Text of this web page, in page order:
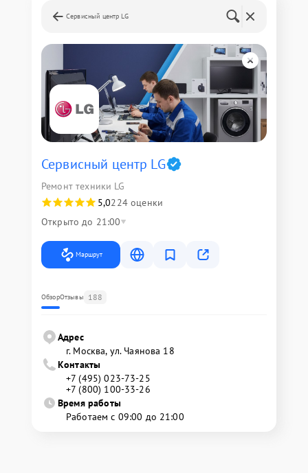
Сервисный центр LG
Сервисный центр LG
Ремонт техники LG
5,0224 оценки
Открыто до 21:00
Маршрут
ОбзорОтзывы 188
Адрес
г. Москва, ул. Чаянова 18
Контакты
+7 (495) 023-73-25
+7 (800) 100-33-26
Время работы
Работаем с 09:00 до 21:00